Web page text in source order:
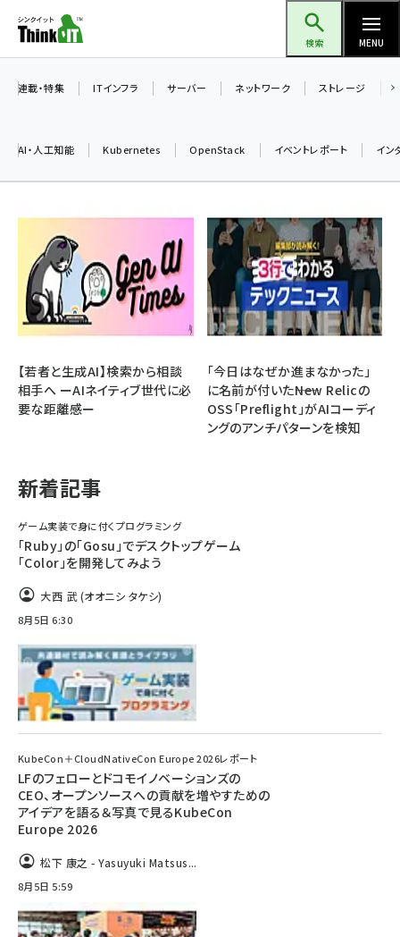
ン
ツ
検索 MENU
加藤銘のチーム貢献～仲間と築いた勝利の絆～ (2297)
iot女子会 (2248)
北海道をのんびり旅する晴山佳須夫のヒント集！ (2008)
drupal (1929)
genai (1468)
abc123 (1341)
連載・特集 ITインフラ サーバー ネットワーク ストレージ
AI・人工知能 Kubernetes OpenStack イベントレポート イン
【若者と生成AI】検索から相談
相手へ ーAIネイティブ世代に必
要な距離感ー
「今日はなぜか進まなかった」
に名前が付いた――New Relicの
OSS「Preflight」がAIコーディ
ングのアンチパターンを検知
新着記事
ゲーム実装で身に付くプログラミング
「Ruby」の「Gosu」でデスクトップゲーム
「Color」を開発してみよう
大西 武 (オオニシ タケシ)
8月5日 6:30
KubeCon＋CloudNativeCon Europe 2026レポート
LFのフェローとドコモイノベーションズの
CEO、オープンソースへの貢献を増やすための
アイデアを語る＆写真で見るKubeCon
Europe 2026
松下 康之 - Yasuyuki Matsus...
8月5日 5:59